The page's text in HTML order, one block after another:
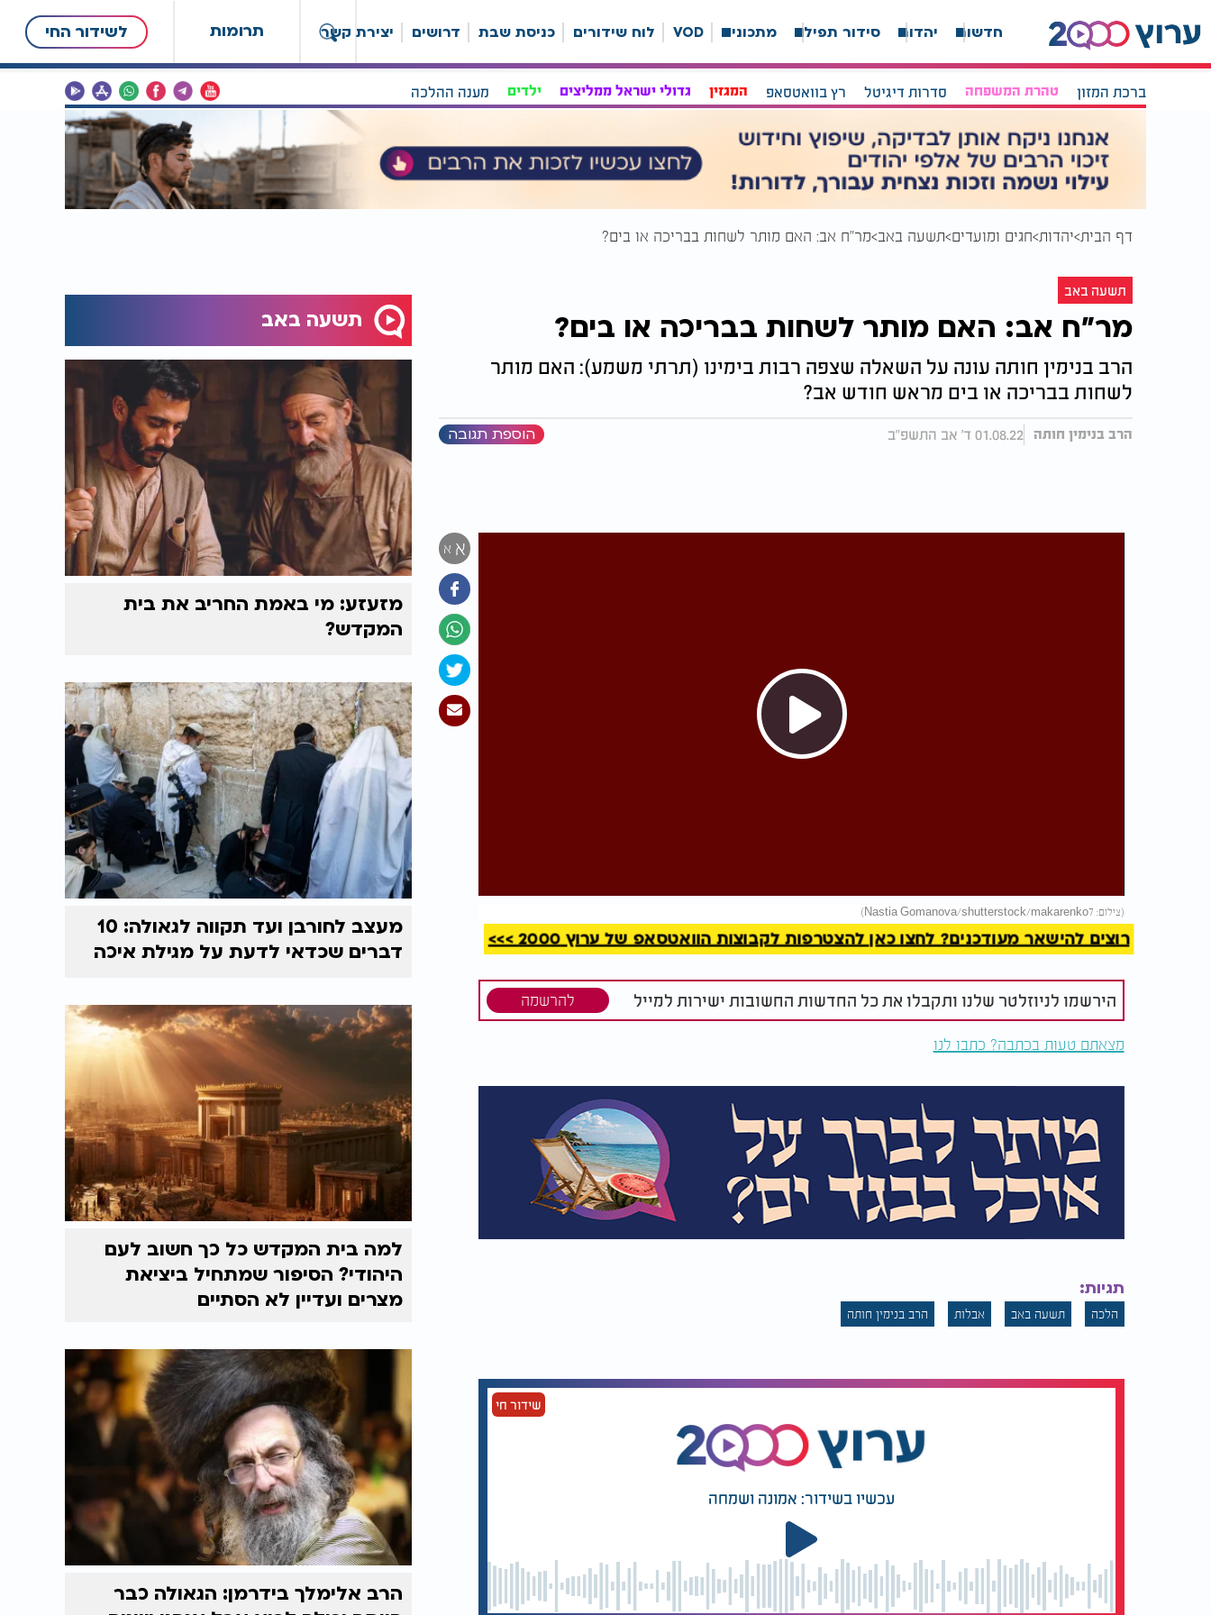
תרומות לשידור החי חדשות יהדות סידור תפילה מתכונים VOD לוח שידורים כניסת שבת דרושים יצירת קשר
ברכת המזון טהרת המשפחה סדרות דיגיטל רץ בוואטסאפ המגזין גדולי ישראל ממליצים ילדים מענה ההלכה
דף הבית יהדות חגים ומועדים תשעה באב מר"ח אב: האם מותר לשחות בבריכה או בים?
תשעה באב
מר"ח אב: האם מותר לשחות בבריכה או בים?
הרב בנימין חותה עונה על השאלה שצפה רבות בימינו (תרתי משמע): האם מותר
לשחות בבריכה או בים מראש חודש אב?
הרב בנימין חותה 01.08.22 ד' אב התשפ"ב הוספת תגובה
א א
Play
(צילום: Nastia Gomanova/shutterstock/makarenko7)
רוצים להישאר מעודכנים? לחצו כאן להצטרפות לקבוצות הוואטסאפ של ערוץ 2000 >>>
הירשמו לניוזלטר שלנו ותקבלו את כל החדשות החשובות ישירות למייל להרשמה
מצאתם טעות בכתבה? כתבו לנו
תגיות:
הלכה תשעה באב אבלות הרב בנימין חותה
שידור חי
עכשיו בשידור: אמונה ושמחה
תשעה באב
מזעזע: מי באמת החריב את בית
המקדש?
מעצב לחורבן ועד תקווה לגאולה: 10
דברים שכדאי לדעת על מגילת איכה
למה בית המקדש כל כך חשוב לעם
היהודי? הסיפור שמתחיל ביציאת
מצרים ועדיין לא הסתיים
הרב אלימלך בידרמן: הגאולה כבר